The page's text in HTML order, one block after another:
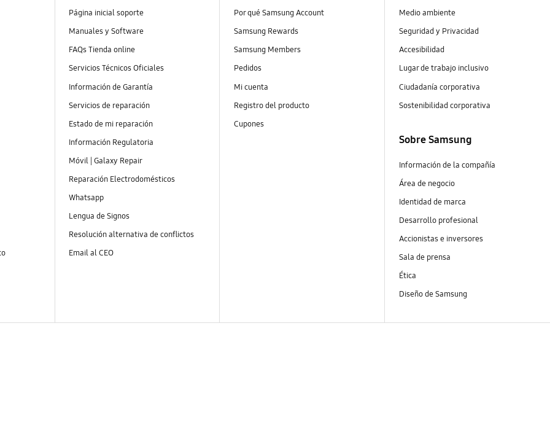
Página inicial soporte
Manuales y Software
FAQs Tienda online
Servicios Técnicos Oficiales
Información de Garantía
Servicios de reparación
Estado de mi reparación
Información Regulatoria
Móvil | Galaxy Repair
Reparación Electrodomésticos
Whatsapp
Lengua de Signos
Resolución alternativa de conflictos
Email al CEO
Por qué Samsung Account
Samsung Rewards
Samsung Members
Pedidos
Mi cuenta
Registro del producto
Cupones
Medio ambiente
Seguridad y Privacidad
Accesibilidad
Lugar de trabajo inclusivo
Ciudadanía corporativa
Sostenibilidad corporativa
Sobre Samsung
Información de la compañía
Área de negocio
Identidad de marca
Desarrollo profesional
Accionistas e inversores
Sala de prensa
Ética
Diseño de Samsung